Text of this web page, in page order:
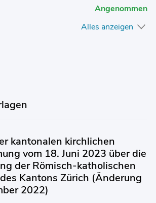
Angenommen
Alles anzeigen
kantonalen kirchlichen
vom 18. Juni 2023 über die
der Römisch-katholischen
Kantons Zürich (Änderung
2022)